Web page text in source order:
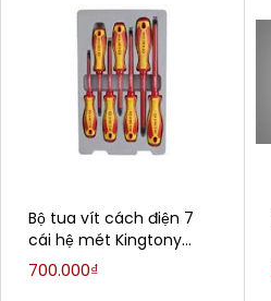
Bộ tua vít cách điện 7
cái hệ mét Kingtony
30617MR
700.000₫